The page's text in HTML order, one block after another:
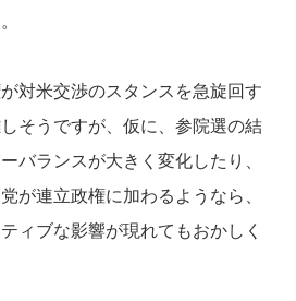
対米交渉のスタンスを急旋回す
そうですが、仮に、参院選の結
バランスが大きく変化したり、
が連立政権に加わるようなら、
ィブな影響が現れてもおかしく